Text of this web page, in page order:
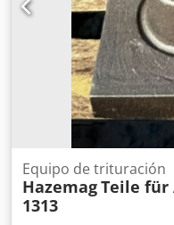
Equipo de trituración
HazemagTeile für
1313